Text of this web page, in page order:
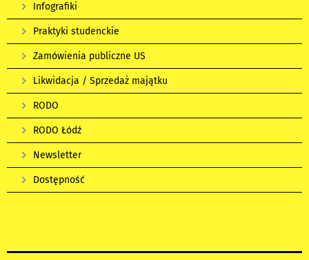
Infografiki
Praktyki studenckie
Zamówienia publiczne US
Likwidacja / Sprzedaż majątku
RODO
RODO Łódź
Newsletter
Dostępność